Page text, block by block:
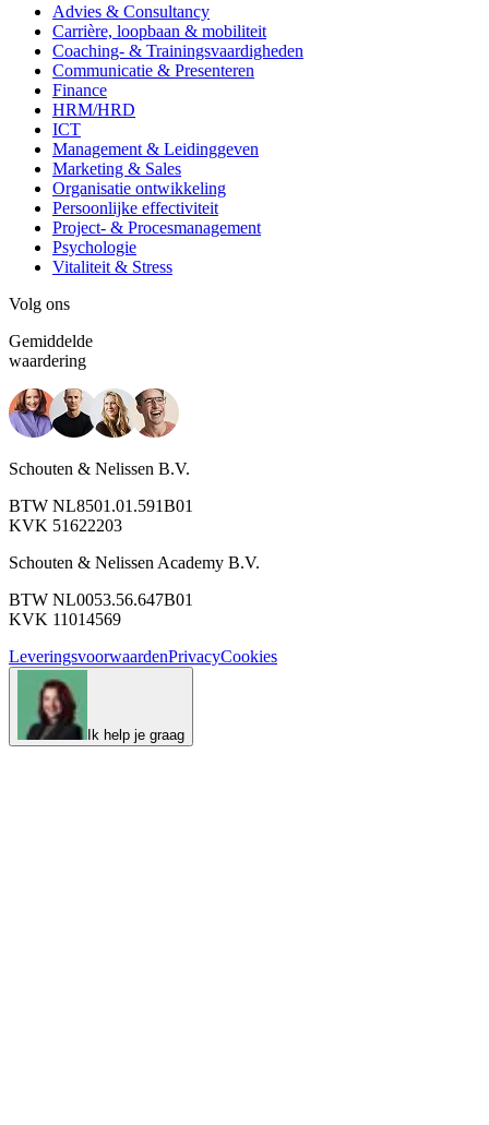
Advies & Consultancy
Carrière, loopbaan & mobiliteit
Coaching- & Trainingsvaardigheden
Communicatie & Presenteren
Finance
HRM/HRD
ICT
Management & Leidinggeven
Marketing & Sales
Organisatie ontwikkeling
Persoonlijke effectiviteit
Project- & Procesmanagement
Psychologie
Vitaliteit & Stress
Volg ons
Gemiddelde
waardering
Schouten & Nelissen B.V.
BTW NL8501.01.591B01
KVK 51622203
Schouten & Nelissen Academy B.V.
BTW NL0053.56.647B01
KVK 11014569
LeveringsvoorwaardenPrivacyCookies
Ik help je graag